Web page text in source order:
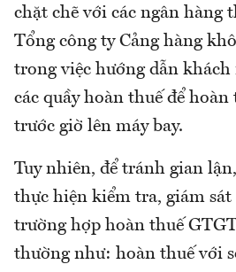
chặt chẽ với các ngân hàng
Tổng công ty Cảng hàng
trong việc hướng dẫn khách
các quầy hoàn thuế để
trước giờ lên máy bay.
Tuy nhiên, để tránh gian
thực hiện kiểm tra, giám sát
trường hợp hoàn thuế
thường như: hoàn thuế với